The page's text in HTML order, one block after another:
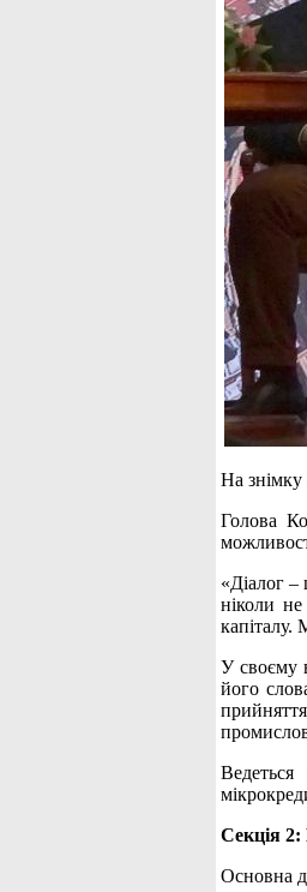
На знімку
Голова
«Діалог –
ніколи
капіталу.
У своєму
його
Ведеться
Секція
Основна